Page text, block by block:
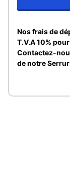
Nos frais de
T.V.A 10%
Contactez-
de notre